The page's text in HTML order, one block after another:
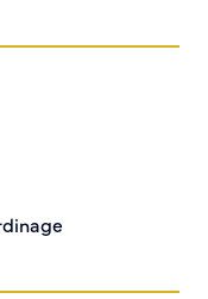
un mail à
:
13h30 à 17h15
à 17h
août).
32 96 02 02.
d’ouverture,
au 06 71 70